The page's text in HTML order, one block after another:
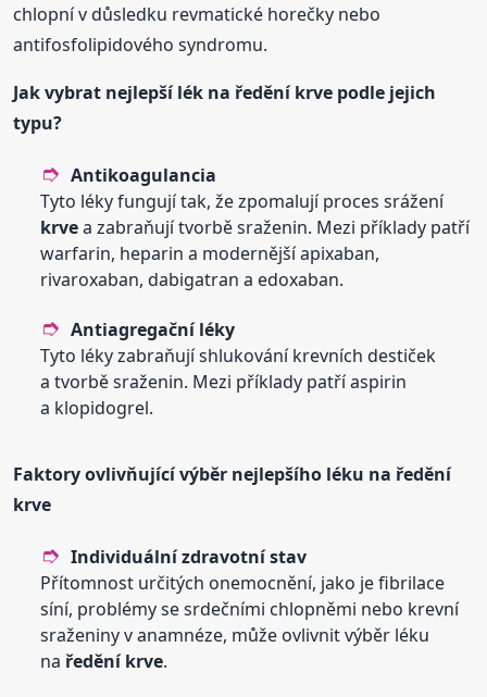
chlopní v důsledku revmatické horečky nebo
antifosfolipidového syndromu.
Jak vybrat nejlepší lék naředění krve podle jejich
typu?
Antikoagulancia
Tyto léky fungují tak, že zpomalují proces srážení
krvea zabraňují tvorbě sraženin. Mezi příklady patří
warfarin, heparin a modernější apixaban,
rivaroxaban, dabigatran a edoxaban.
Antiagregační léky
Tyto léky zabraňují shlukování krevních destiček
a tvorbě sraženin. Mezi příklady patří aspirin
a klopidogrel.
Faktory ovlivňující výběr nejlepšího léku naředění
krve
Individuální zdravotní stav
Přítomnost určitých onemocnění, jako je fibrilace
síní, problémy se srdečními chlopněmi nebo krevní
sraženiny v anamnéze, může ovlivnit výběr léku
naředění krve.